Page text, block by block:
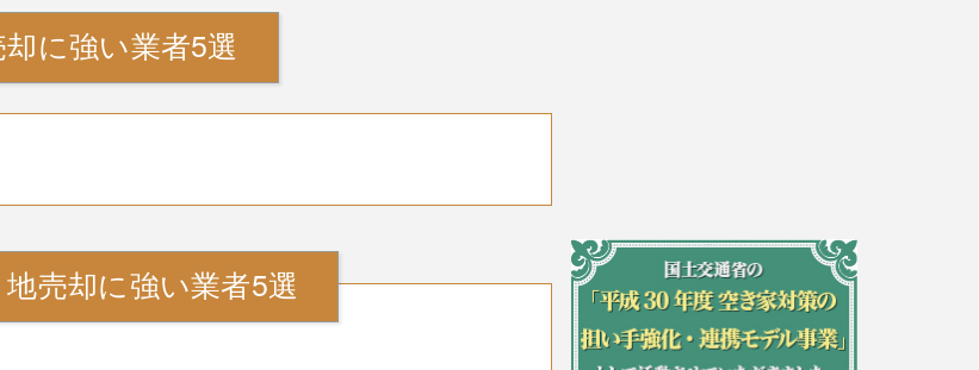
に強い業者5選
売却に強い業者5選